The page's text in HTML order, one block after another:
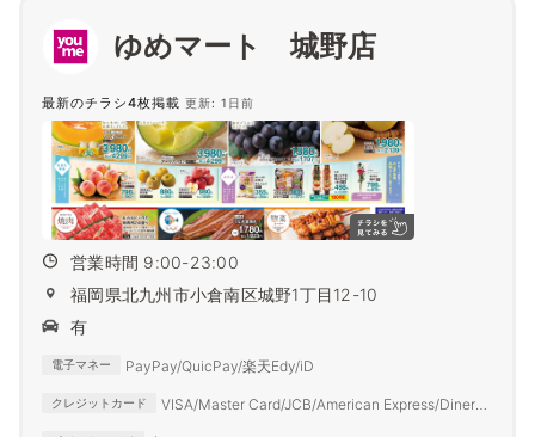
ゆめマート 城野店
最新のチラシ4枚掲載 更新: 1日前
営業時間 9:00-23:00
福岡県北九州市小倉南区城野1丁目12-10
有
電子マネー PayPay/QuicPay/楽天Edy/iD
クレジットカード
VISA/Master Card/JCB/American Express/Diners